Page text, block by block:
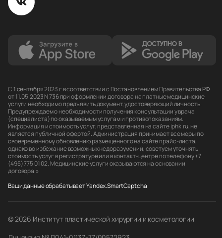
С 1 сентября 2023 г в соответствии с Постановлением Правительства РФ
от 11.05.2023 N 736 при оформлении договора на платные медицинские
услуги необходимо предъявить документ, удостоверяющий личность.
Предупреждаем о необходимости получения консультации у врача
(специалиста) по оказываемым услугам и противопоказаниям.
Информация и стоимость услуг, представленная на сайте iphk.ru, не
является публичной офертой. Администрация принимает все меры по
своевременному обновлению размещенного на сайте прайс-листа,
однако во избежание возможных недоразумений, советуем уточнять
стоимость услуг в регистратуре или в контакт-центре по телефону +7
(495) 775 01 02. Медицинские услуги оказываются на основании
договора.»
Ваши данные обрабатывает Yandex.SmartCaptcha
© 2026 Институт пластической хирургии и косметологии